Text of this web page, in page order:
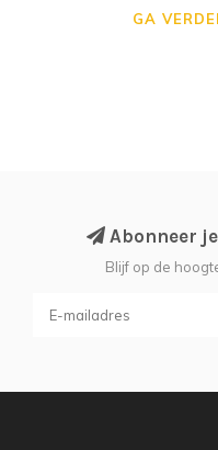
GA
Abonneer
Blijf op de